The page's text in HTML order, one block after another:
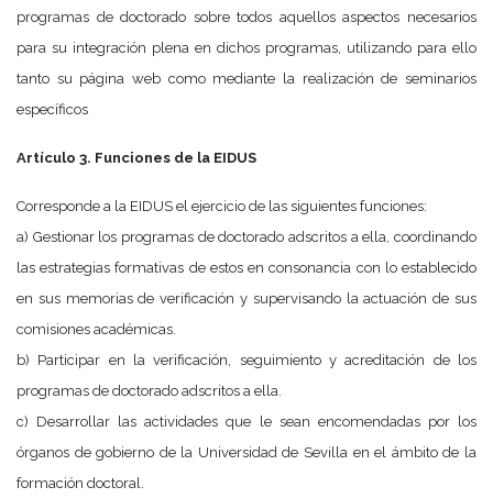
programas de doctorado sobre todos aquellos aspectos necesarios
para su integración plena en dichos programas, utilizando para ello
tanto su página web como mediante la realización de seminarios
específicos
Artículo 3. Funciones de la EIDUS
Corresponde a la EIDUS el ejercicio de las siguientes funciones:
a) Gestionar los programas de doctorado adscritos a ella, coordinando
las estrategias formativas de estos en consonancia con lo establecido
en sus memorias de verificación y supervisando la actuación de sus
comisiones académicas.
b) Participar en la verificación, seguimiento y acreditación de los
programas de doctorado adscritos a ella.
c) Desarrollar las actividades que le sean encomendadas por los
órganos de gobierno de la Universidad de Sevilla en el ámbito de la
formación doctoral.